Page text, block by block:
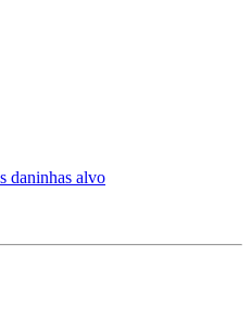
daninhas alvo